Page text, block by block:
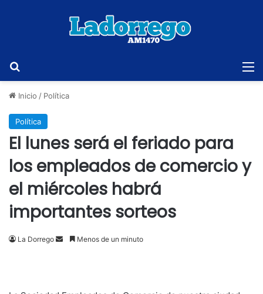
Inicio / Política
Política
El lunes será el feriado para
los empleados de comercio y
el miércoles habrá
importantes sorteos
La Dorrego
SendMenos de un minuto